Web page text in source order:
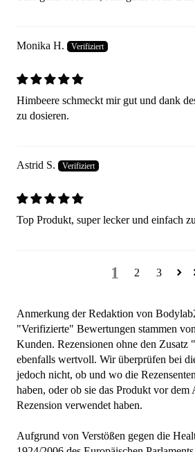
Monika H.
Himbeere schmeckt mir gut und dank
zu dosieren.
Astrid S.
Top Produkt, super lecker und einfach
1 2 3
Anmerkung der Redaktion von
"Verifizierte" Bewertungen stammen
Kunden. Rezensionen ohne den Zusatz
ebenfalls wertvoll. Wir überprüfen bei
jedoch nicht, ob und wo die
haben, oder ob sie das Produkt vor dem
Rezension verwendet haben.
Aufgrund von Verstößen gegen die